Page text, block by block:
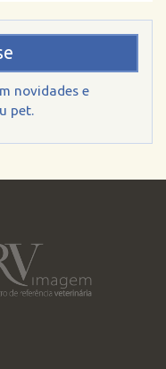
novidades e
pet.